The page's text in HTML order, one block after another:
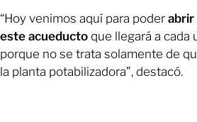
“Hoy venimos aquí para poder abrir
este acueducto que llegará a cada
porque no se trata solamente de
la planta potabilizadora”, destacó.